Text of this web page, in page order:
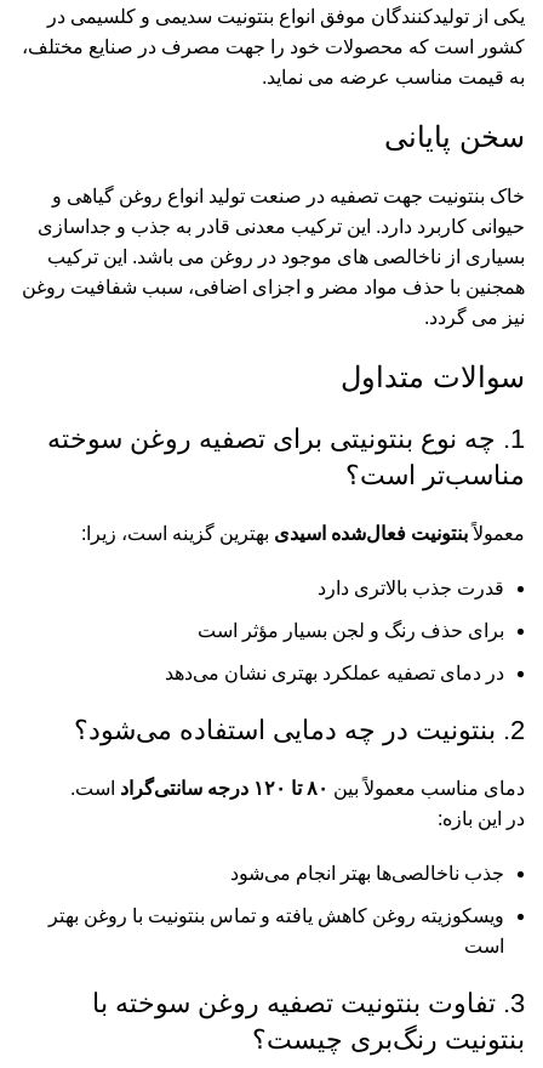
یکی از تولیدکنندگان موفق انواع بنتونیت سدیمی و کلسیمی در
کشور است که محصولات خود را جهت مصرف در صنایع مختلف،
به قیمت مناسب عرضه می نماید.
سخن پایانی
خاک بنتونیت جهت تصفیه در صنعت تولید انواع روغن گیاهی و
حیوانی کاربرد دارد. این ترکیب معدنی قادر به جذب و جداسازی
بسیاری از ناخالصی های موجود در روغن می باشد. این ترکیب
همجنین با حذف مواد مضر و اجزای اضافی، سبب شفافیت روغن
نیز می گردد.
سوالات متداول
1. چه نوع بنتونیتی برای تصفیه روغن سوخته
مناسب‌تر است؟
معمولاًبنتونیت فعال‌شده اسیدی بهترین گزینه است، زیرا:
قدرت جذب بالاتری دارد
برای حذف رنگ و لجن بسیار مؤثر است
در دمای تصفیه عملکرد بهتری نشان می‌دهد
2. بنتونیت در چه دمایی استفاده می‌شود؟
دمای مناسب معمولاً بین ۸۰ تا ۱۲۰ درجه سانتی‌گراد
است.
در این بازه:
جذب ناخالصی‌ها بهتر انجام می‌شود
ویسکوزیته روغن کاهش یافته و تماس بنتونیت با روغن بهتر
است
3. تفاوت بنتونیت تصفیه روغن سوخته با
بنتونیت رنگ‌بری چیست؟